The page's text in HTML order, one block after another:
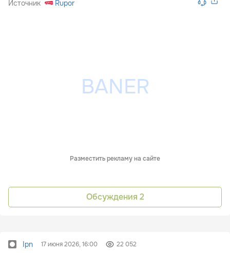
Источник Rupor
Разместить рекламу на сайте
Обсуждения 2
Ipn 17 июня 2026, 16:00 22 052